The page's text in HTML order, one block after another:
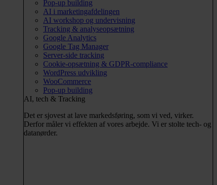
Pop-up building
AI i marketingafdelingen
AI workshop og undervisning
Tracking & analyseopsætning
Google Analytics
Google Tag Manager
Server-side tracking
Cookie-opsætning & GDPR-compliance
WordPress udvikling
WooCommerce
Pop-up building
AI, tech & Tracking
Det er sjovest at lave markedsføring, som vi ved, virker.
Derfor måler vi effekten af vores arbejde. Vi er stolte tech- og
datanørder.